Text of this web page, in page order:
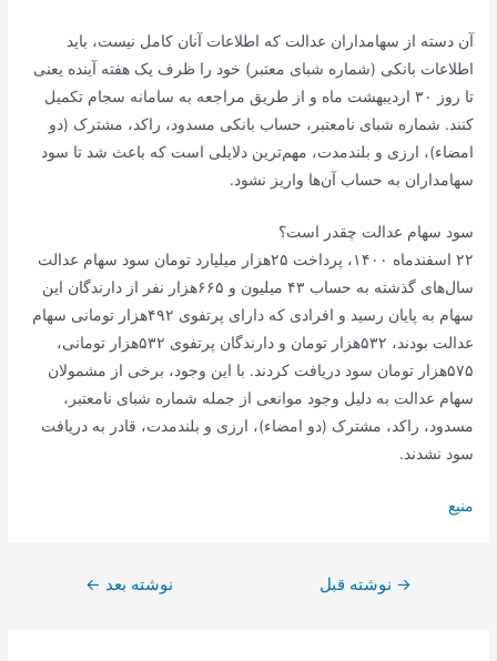
آن دسته از سهامداران عدالت که اطلاعات آنان کامل نیست، باید
اطلاعات بانکی (شماره شبای معتبر) خود را ظرف یک هفته آینده یعنی
تا روز ۳۰ اردیبهشت ماه و از طریق مراجعه به سامانه سجام تکمیل
کنند. شماره شبای نامعتبر، حساب بانکی مسدود، راکد، مشترک (دو
امضاء)، ارزی و بلندمدت، مهم‌ترین دلایلی است که باعث شد تا سود
سهامداران به حساب آن‌ها واریز نشود.
سود سهام عدالت چقدر است؟
۲۲ اسفندماه ۱۴۰۰، پرداخت ۲۵هزار میلیارد تومان سود سهام عدالت
سال‌های گذشته به حساب ۴۳ میلیون و ۶۶۵هزار نفر از دارندگان این
سهام به پایان رسید و افرادی که دارای پرتفوی ۴۹۲هزار تومانی سهام
عدالت بودند، ۵٣٢هزار تومان و دارندگان پرتفوی ۵٣٢هزار تومانی،
۵٧۵هزار تومان سود دریافت کردند. با این وجود، برخی از مشمولان
سهام عدالت به دلیل وجود موانعی از جمله شماره شبای نامعتبر،
مسدود، راکد، مشترک (دو امضاء)، ارزی و بلندمدت، قادر به دریافت
سود نشدند.
منیع
راهبری→ نوشته قبل نوشته بعد ←